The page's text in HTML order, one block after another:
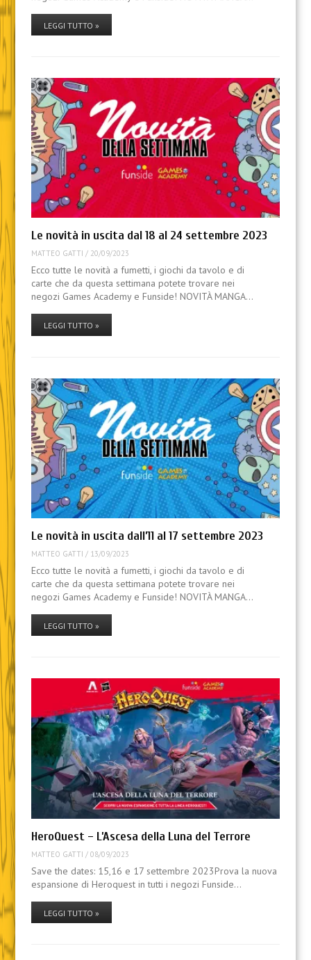
LEGGI TUTTO »
Le novità in uscita dal 18 al 24 settembre 2023
MATTEO GATTI / 20/09/2023
Ecco tutte le novità a fumetti, i giochi da tavolo e di
carte che da questa settimana potete trovare nei
negozi Games Academy e Funside! NOVITÀ MANGA…
LEGGI TUTTO »
Le novità in uscita dall’11 al 17 settembre 2023
MATTEO GATTI / 13/09/2023
Ecco tutte le novità a fumetti, i giochi da tavolo e di
carte che da questa settimana potete trovare nei
negozi Games Academy e Funside! NOVITÀ MANGA…
LEGGI TUTTO »
HeroQuest – L’Ascesa della Luna del Terrore
MATTEO GATTI / 08/09/2023
Save the dates: 15,16 e 17 settembre 2023Prova la nuova
espansione di Heroquest in tutti i negozi Funside…
LEGGI TUTTO »